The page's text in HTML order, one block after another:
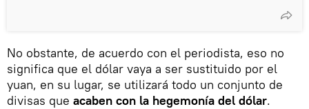
No obstante, de acuerdo con el periodista, eso no
significa que el dólar vaya a ser sustituido por el
yuan, en su lugar, se utilizará todo un conjunto de
divisas que acaben con la hegemonía del dólar.